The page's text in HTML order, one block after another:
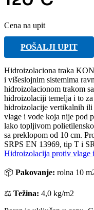
Cena na upit
POŠALJI UPIT
Hidroizolaciona traka
i višeslojnim sistemima
hidroizolacionom trakom
hidroizolaciji temelja i to
hidroizolacije vertikalnih
vlage i vode koja nije pod
lako topljivom
sa preklopom od 10 cm.
SRPS EN 13969, tip T i
Hidroizolacija protiv vlage
📦 Pakovanje: rolna 10
⚖️ Težina: 4,0 kg/m2